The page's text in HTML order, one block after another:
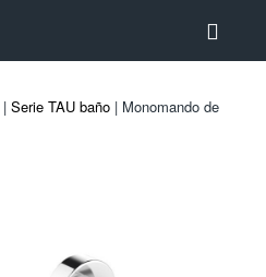
| Serie TAU baño | Monomando de